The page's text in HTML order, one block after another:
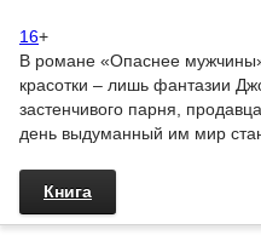
16+
В романе «Опаснее
красотки – лишь фантазии
застенчивого парня,
день выдуманный им мир
Книга